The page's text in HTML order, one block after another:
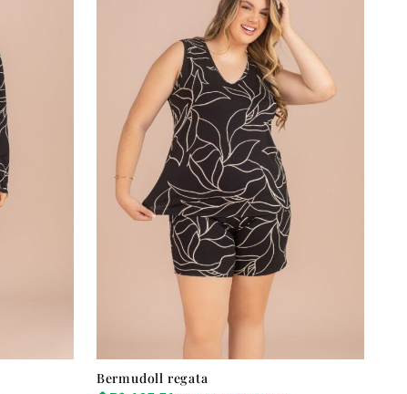
Bermudoll regata